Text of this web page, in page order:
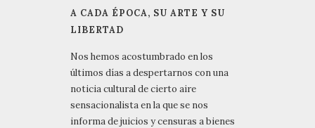
A CADA ÉPOCA, SU ARTE Y SU
LIBERTAD
Nos hemos acostumbrado en los
últimos días a despertarnos con una
noticia cultural de cierto aire
sensacionalista en la que se nos
informa de juicios y censuras a bienes